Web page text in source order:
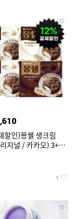
할인)몽쉘 생크림
지널 / 카카오) 3+1
1